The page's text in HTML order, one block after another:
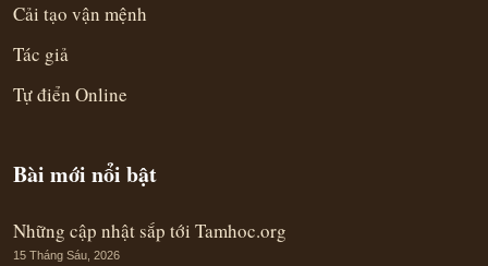
Cải tạo vận mệnh
Tác giả
Tự điển Online
Bài mới nổi bật
Những cập nhật sắp tới Tamhoc.org
15 Tháng Sáu, 2026